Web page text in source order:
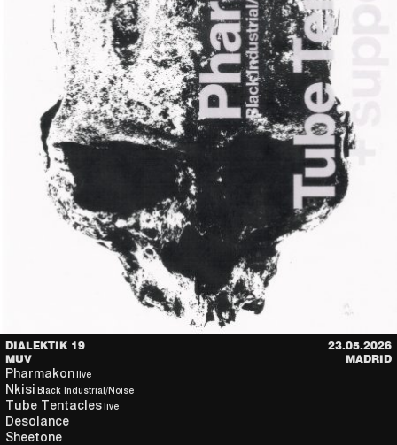
DIALEKTIK 19
23.05.2026
MUV
MADRID
Pharmakonlive
Nkisi Black Industrial/Noise
Tube Tentacleslive
Desolance
Sheetone